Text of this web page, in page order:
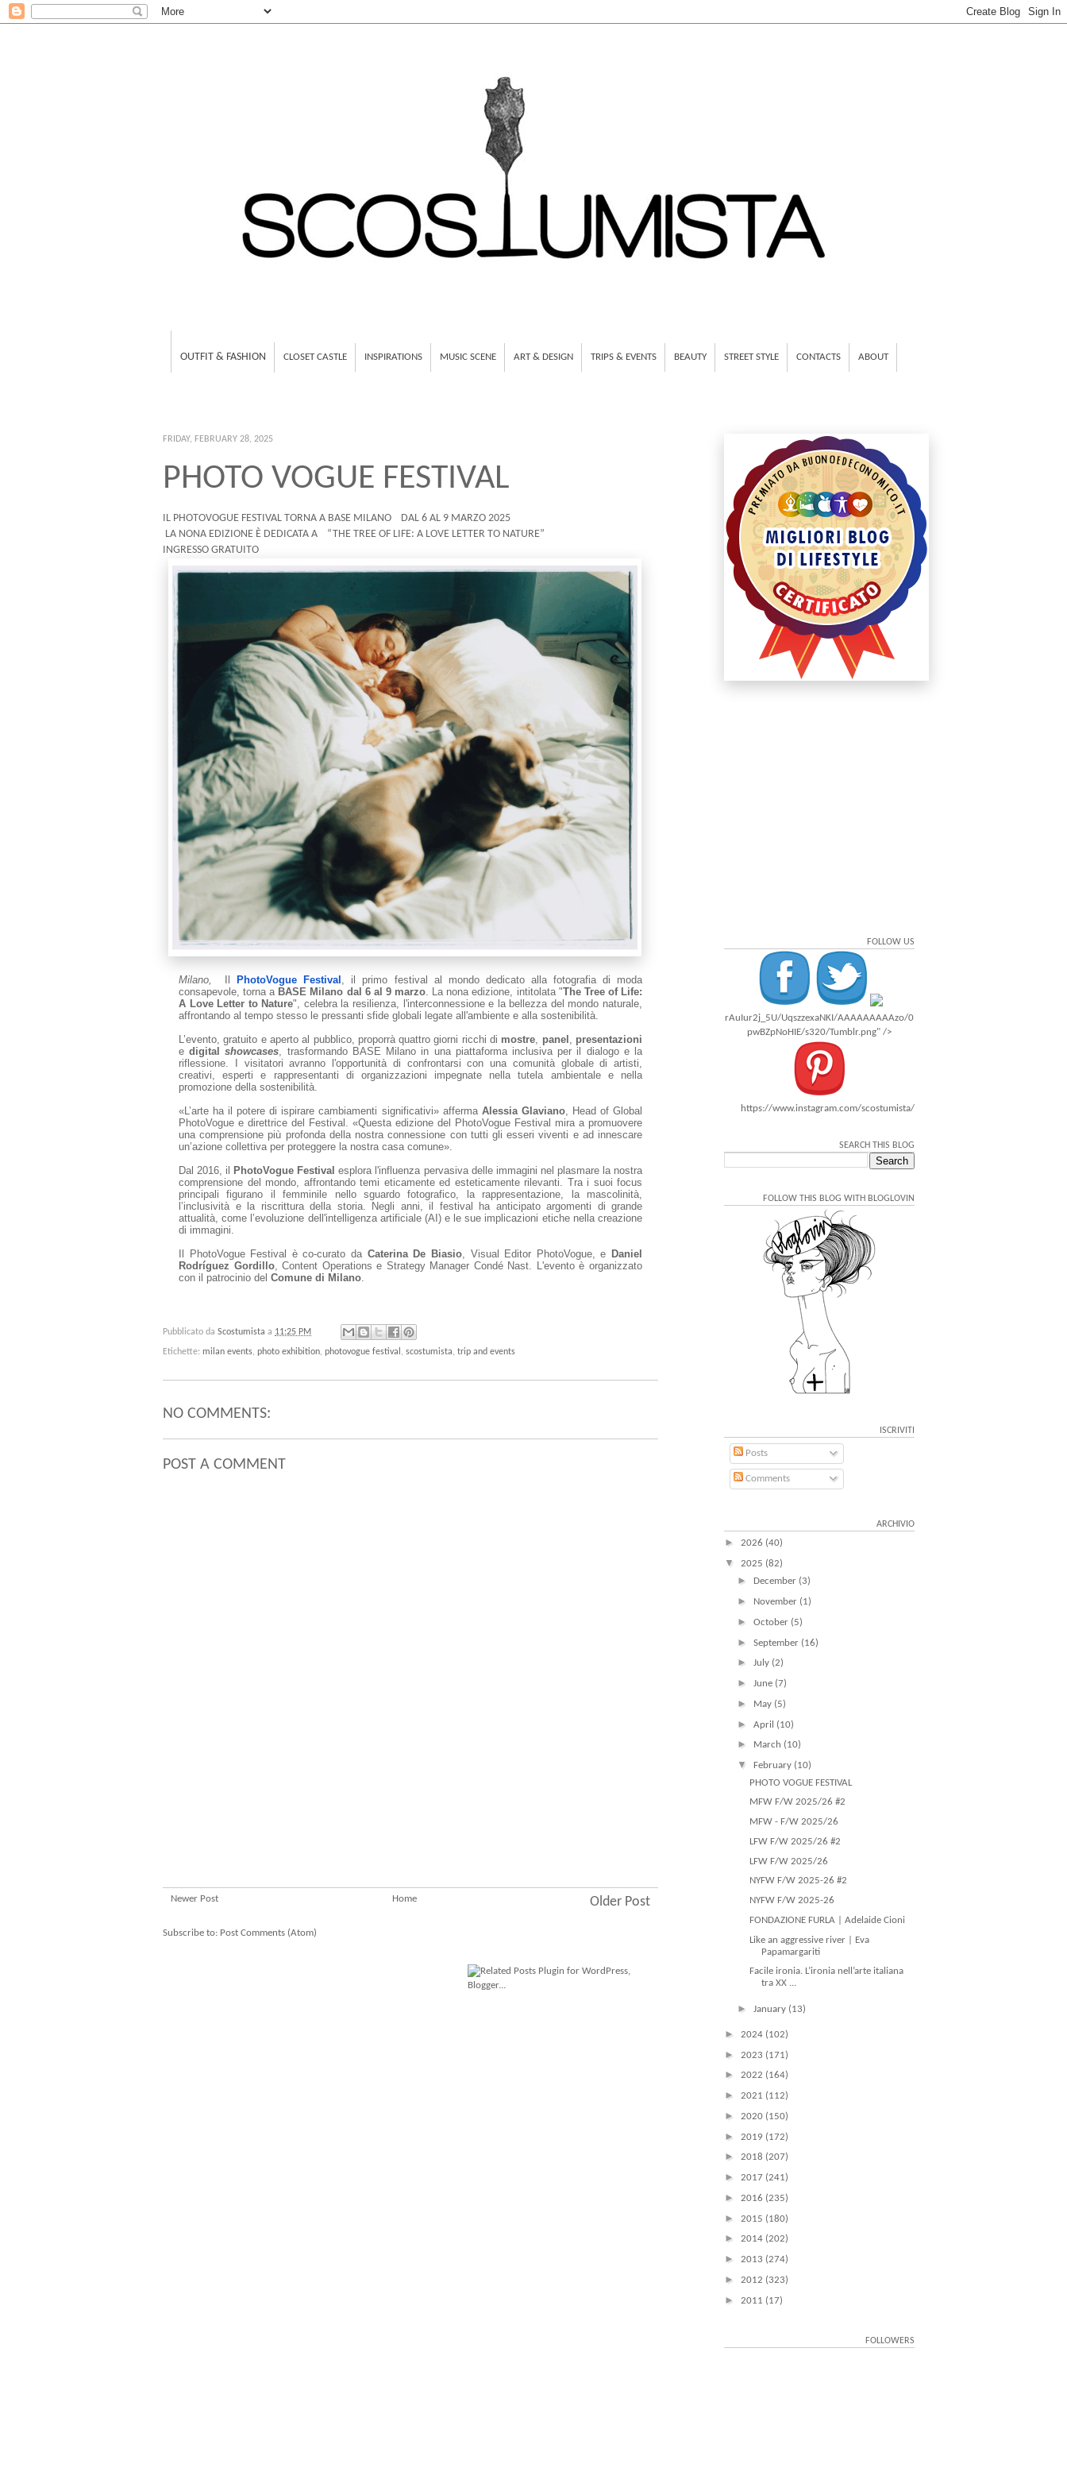
OUTFIT & FASHION CLOSET CASTLE INSPIRATIONS MUSIC SCENE ART & DESIGN TRIPS & EVENTS BEAUTY STREET STYLE CONTACTS ABOUT
FRIDAY, FEBRUARY 28, 2025
PHOTO VOGUE FESTIVAL
IL PHOTOVOGUE FESTIVAL TORNA A BASE MILANO DAL 6 AL 9 MARZO 2025
LA NONA EDIZIONE È DEDICATA A “THE TREE OF LIFE: A LOVE LETTER TO NATURE”
INGRESSO GRATUITO
Milano, PhotoVogue Festival
, il primo festival al mondo dedicato alla fotografia di moda
consapevole, torna a BASE Milano dal 6 al 9 marzo . La nona edizione, intitolata "The Tree of Life:
A Love Letter to Nature", celebra la resilienza, l'interconnessione e la bellezza del mondo naturale,
affrontando al tempo stesso le pressanti sfide globali legate all'ambiente e alla sostenibilità.
L’evento, gratuito e aperto al pubblico, proporrà quattro giorni ricchi di mostre panel
presentazioni
edigitalshowcases , trasformando BASE Milano in una piattaforma inclusiva per il dialogo e la
riflessione. I visitatori avranno l'opportunità di confrontarsi con una comunità globale di artisti,
creativi, esperti e rappresentanti di organizzazioni impegnate nella tutela ambientale e nella
promozione della sostenibilità.
«L’arte ha il potere di ispirare cambiamenti significativi» afferma Alessia Glaviano, Head of Global
PhotoVogue e direttrice del Festival. «Questa edizione del PhotoVogue Festival mira a promuovere
una comprensione più profonda della nostra connessione con tutti gli esseri viventi e ad innescare
un’azione collettiva per proteggere la nostra casa comune».
Dal 2016, il
PhotoVogue Festival esplora l'influenza pervasiva delle immagini nel plasmare la nostra
comprensione del mondo, affrontando temi eticamente ed esteticamente rilevanti. Tra i suoi focus
principali figurano il femminile nello sguardo fotografico, la rappresentazione, la mascolinità,
l’inclusività e la riscrittura della storia. Negli anni, il festival ha anticipato argomenti di grande
attualità, come l’evoluzione dell'intelligenza artificiale (AI) e le sue implicazioni etiche nella creazione
di immagini.
Il PhotoVogue Festival è co-curato da Caterina De Biasio, Visual Editor PhotoVogue, e Daniel
Rodríguez Gordillo, Content Operations e Strategy Manager Condé Nast. L'evento è organizzato
con il patrocinio del Comune di Milano
Pubblicato da Scostumista a 11:25 PM
Etichette: milan events, photo exhibition, photovogue festival , scostumista, trip and events
NO COMMENTS:
POST A COMMENT
Newer Post Older Post
Home
Subscribe to: Post Comments (Atom)
FOLLOW US
rAuIur2j_5U/UqszzexaNKI/AAAAAAAAAzo/0
pwBZpNoHIE/s320/Tumblr.png" />
https://www.instagram.com/scostumista/
SEARCH THIS BLOG
FOLLOW THIS BLOG WITH BLOGLOVIN
ISCRIVITI
Posts
Comments
ARCHIVIO
► 2026 (40)
▼ 2025 (82)
► December (3)
► November (1)
► October (5)
► September (16)
► July (2)
► June (7)
► May (5)
► April (10)
► March (10)
▼ February (10)
PHOTO VOGUE FESTIVAL
MFW F/W 2025/26 #2
MFW - F/W 2025/26
LFW F/W 2025/26 #2
LFW F/W 2025/26
NYFW F/W 2025-26 #2
NYFW F/W 2025-26
FONDAZIONE FURLA | Adelaide Cioni
Like an aggressive river | Eva
Papamargariti
Facile ironia. L’ironia nell’arte italiana
tra XX ...
► January (13)
► 2024 (102)
► 2023 (171)
► 2022 (164)
► 2021 (112)
► 2020 (150)
► 2019 (172)
► 2018 (207)
► 2017 (241)
► 2016 (235)
► 2015 (180)
► 2014 (202)
► 2013 (274)
► 2012 (323)
► 2011 (17)
FOLLOWERS